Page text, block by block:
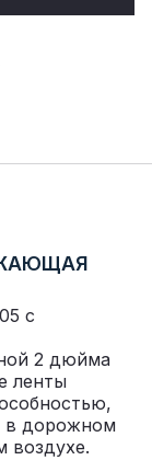
с
2 дюйма
ленты
в дорожном
воздухе.